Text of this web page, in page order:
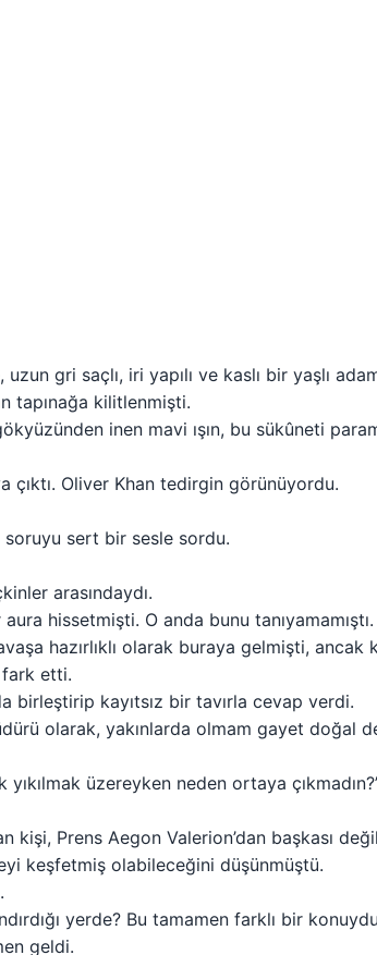
gri saçlı, iri yapılı ve kaslı bir yaşlı
tapınağa kilitlenmişti.
inen mavi ışın, bu sükûneti
çıktı. Oliver Khan tedirgin görünüyordu.
soruyu sert bir sesle sordu.
arasındaydı.
hissetmişti. O anda bunu tanıyamamıştı.
hazırlıklı olarak buraya gelmişti, ancak
fark etti.
birleştirip kayıtsız bir tavırla cevap verdi.
olarak, yakınlarda olmam gayet doğal
yıkılmak üzereyken neden ortaya
kişi, Prens Aegon Valerion’dan başkası
keşfetmiş olabileceğini düşünmüştü.
yerde? Bu tamamen farklı bir
geldi.